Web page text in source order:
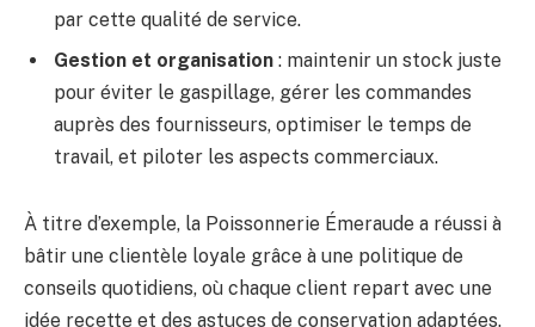
par cette qualité de service.
Gestion et organisation : maintenir un stock juste
pour éviter le gaspillage, gérer les commandes
auprès des fournisseurs, optimiser le temps de
travail, et piloter les aspects commerciaux.
À titre d’exemple, la Poissonnerie Émeraude a réussi à
bâtir une clientèle loyale grâce à une politique de
conseils quotidiens, où chaque client repart avec une
idée recette et des astuces de conservation adaptées.